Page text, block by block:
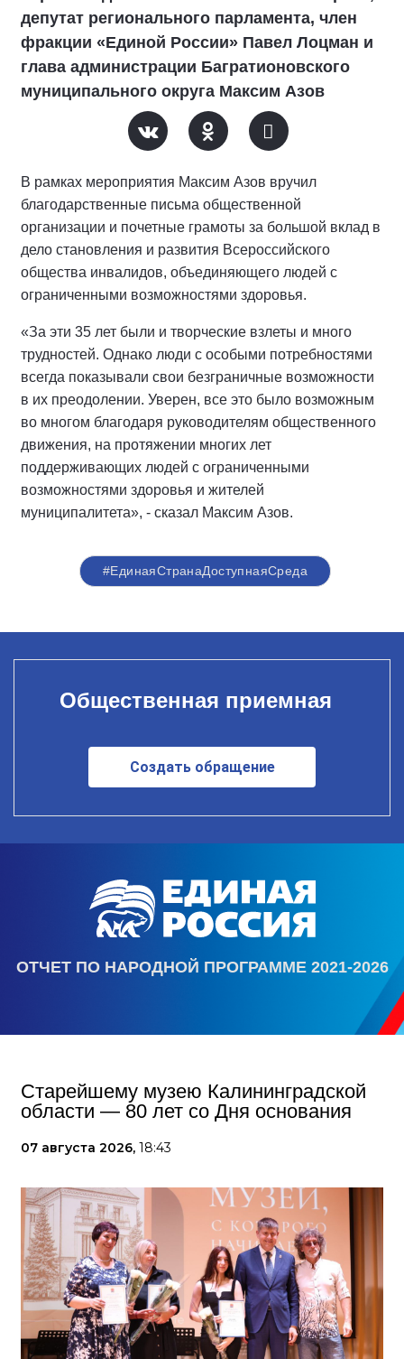
депутат регионального парламента, член
фракции «Единой России» Павел Лоцман и
глава администрации Багратионовского
муниципального округа Максим Азов
В рамках мероприятия Максим Азов вручил
благодарственные письма общественной
организации и почетные грамоты за большой вклад в
дело становления и развития Всероссийского
общества инвалидов, объединяющего людей с
ограниченными возможностями здоровья.
«За эти 35 лет были и творческие взлеты и много
трудностей. Однако люди с особыми потребностями
всегда показывали свои безграничные возможности
в их преодолении. Уверен, все это было возможным
во многом благодаря руководителям общественного
движения, на протяжении многих лет
поддерживающих людей с ограниченными
возможностями здоровья и жителей
муниципалитета», - сказал Максим Азов.
#ЕдинаяСтранаДоступнаяСреда
Общественная приемная
Создать обращение
ОТЧЕТ ПО НАРОДНОЙ ПРОГРАММЕ 2021-2026
Старейшему музею Калининградской
области — 80 лет со Дня основания
07 августа 2026, 18:43